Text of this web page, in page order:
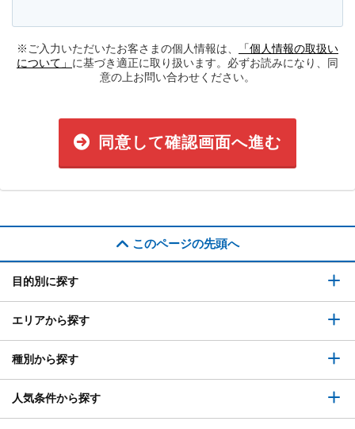
※ご入力いただいたお客さまの個人情報は、
「個人情報の取扱い
について」 に基づき適正に取り扱います。必ずお読みになり、同
意の上お問い合わせください。
同意して確認画面へ進む
このページの先頭へ
目的別に探す
エリアから探す
種別から探す
人気条件から探す